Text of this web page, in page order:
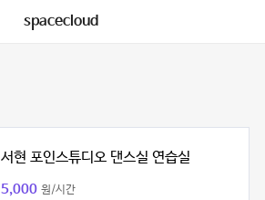
spacecloud
서현 포인스튜디오 댄스실 연습실
5,000 원/시간